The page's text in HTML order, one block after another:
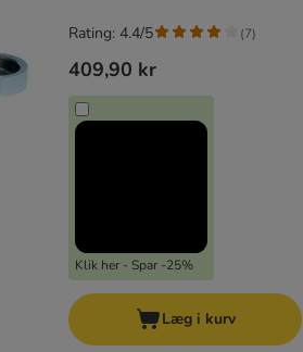
409,90 kr
Klik her - Spar -25%
Rating: 4.4/5 (7)
Læg i kurv